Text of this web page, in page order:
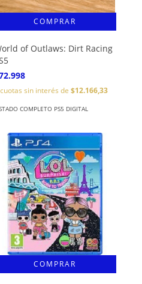
of Outlaws: Dirt Racing
sin interés de $12.166,33
COMPLETO PS5 DIGITAL